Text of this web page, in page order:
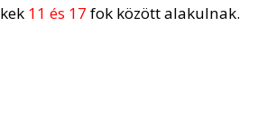
11 és 17 fok között alakulnak.